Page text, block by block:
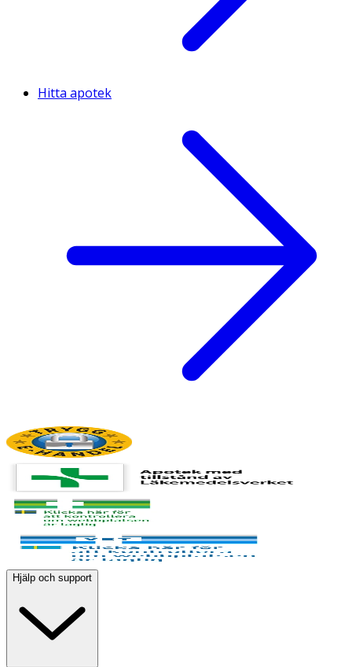
Hitta apotek
Hjälp och support